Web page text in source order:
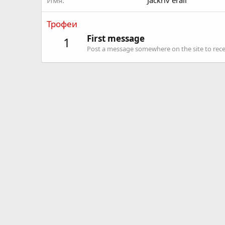
Трофеи
1 First message
Post a message somewhere on the site to